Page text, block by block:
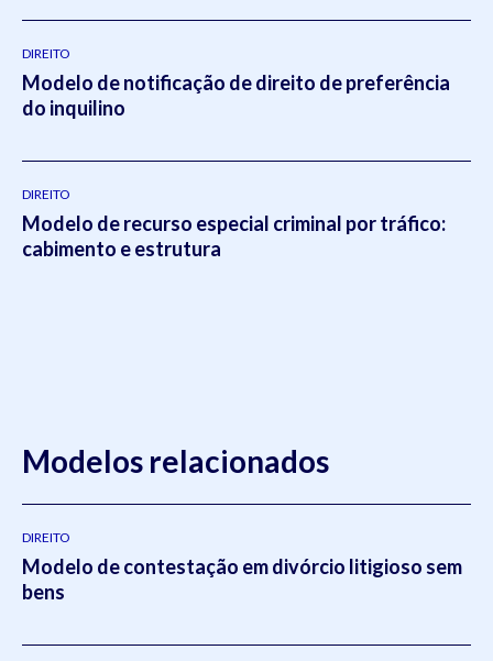
DIREITO
Modelo de notificação de direito de preferência
do inquilino
DIREITO
Modelo de recurso especial criminal por tráfico:
cabimento e estrutura
Modelos relacionados
DIREITO
Modelo de contestação em divórcio litigioso sem
bens